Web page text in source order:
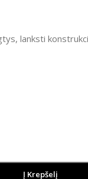
lanksti
Į Krepšelį